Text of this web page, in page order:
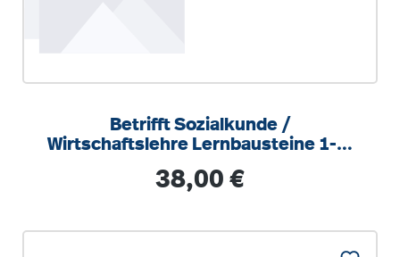
Betrifft Sozialkunde /
Wirtschaftslehre Lernbausteine 1-3.
Regulärer Preis:
38,00 €